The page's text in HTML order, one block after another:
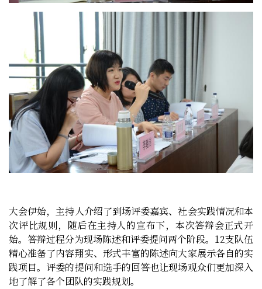
大会伊始，主持人介绍了到场评委嘉宾、社会实践情况和本
次评比规则，随后在主持人的宣布下，本次答辩会正式开
始。答辩过程分为现场陈述和评委提问两个阶段。 12支队伍
精心准备了内容翔实、形式丰富的陈述向大家展示各自的实
践项目。评委的提问和选手的回答也让现场观众们更加深入
地了解了各个团队的实践规划。